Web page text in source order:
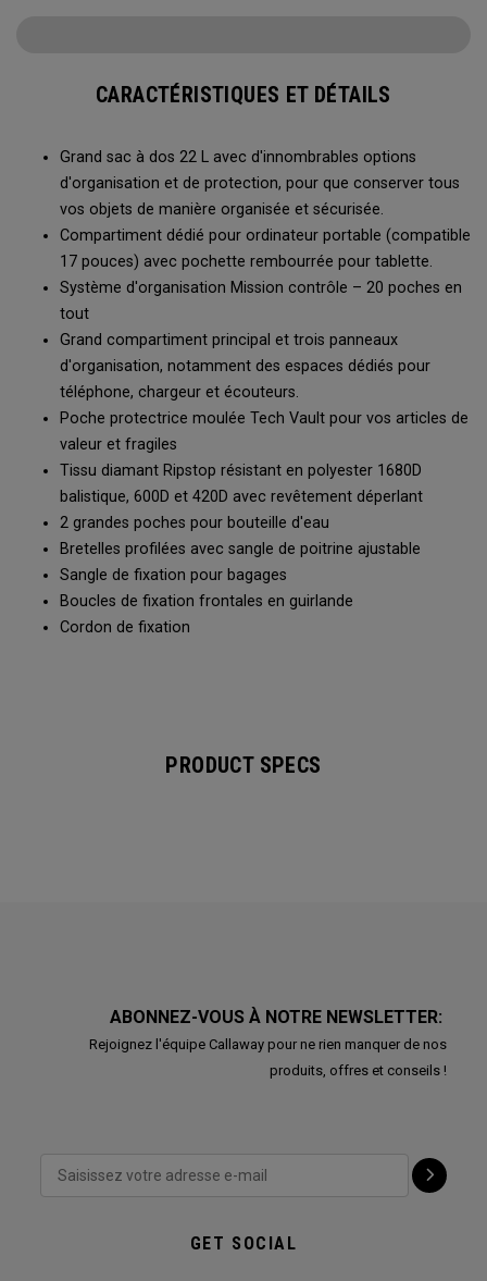
CARACTÉRISTIQUES ET DÉTAILS
Grand sac à dos 22 L avec d'innombrables options
d'organisation et de protection, pour que conserver tous
vos objets de manière organisée et sécurisée.
Compartiment dédié pour ordinateur portable (compatible
17 pouces) avec pochette rembourrée pour tablette.
Système d'organisation Mission contrôle – 20 poches en
tout
Grand compartiment principal et trois panneaux
d'organisation, notamment des espaces dédiés pour
téléphone, chargeur et écouteurs.
Poche protectrice moulée Tech Vault pour vos articles de
valeur et fragiles
Tissu diamant Ripstop résistant en polyester 1680D
balistique, 600D et 420D avec revêtement déperlant
2 grandes poches pour bouteille d'eau
Bretelles profilées avec sangle de poitrine ajustable
Sangle de fixation pour bagages
Boucles de fixation frontales en guirlande
Cordon de fixation
PRODUCT SPECS
ABONNEZ-VOUS À NOTRE NEWSLETTER:
Rejoignez l'équipe Callaway pour ne rien manquer de nos
produits, offres et conseils !
GET SOCIAL